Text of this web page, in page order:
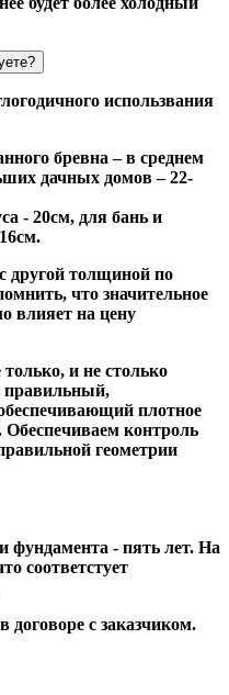
использвания
бревна – в среднем
дачных домов – 22-
- 20см, для бань и
другой толщиной по
что значительное
влияет на цену
и не столько
правильный,
плотное
Обеспечиваем контроль
геометрии
фундамента - пять лет. На
соответстует
договоре с заказчиком.